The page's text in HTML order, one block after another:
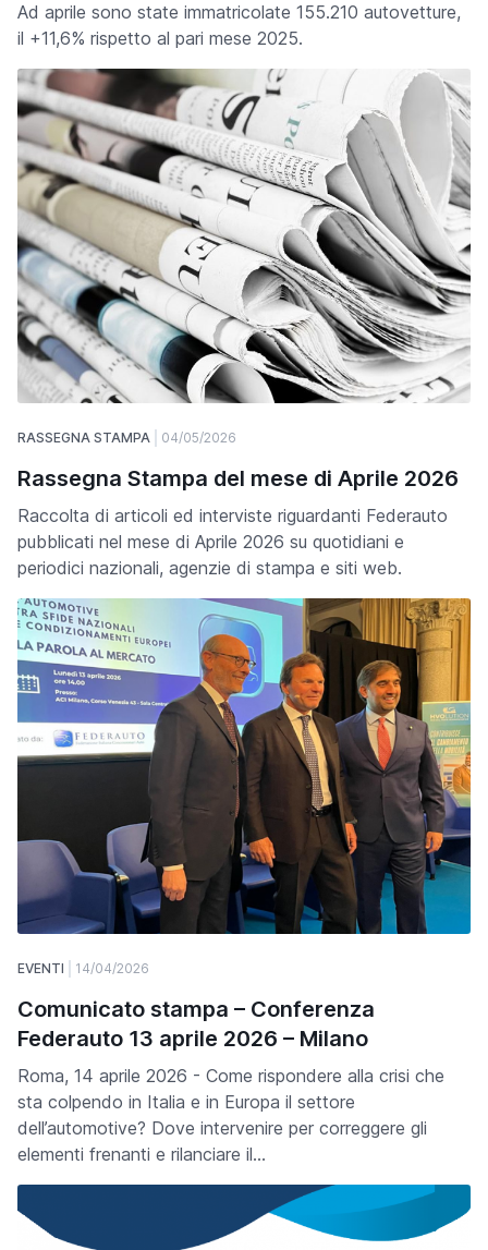
Ad aprile sono state immatricolate 155.210 autovetture,
il +11,6% rispetto al pari mese 2025.
RASSEGNA STAMPA 04/05/2026
Rassegna Stampa del mese di Aprile 2026
Raccolta di articoli ed interviste riguardanti Federauto
pubblicati nel mese di Aprile 2026 su quotidiani e
periodici nazionali, agenzie di stampa e siti web.
EVENTI 14/04/2026
Comunicato stampa – Conferenza
Federauto 13 aprile 2026 – Milano
Roma, 14 aprile 2026 - Come rispondere alla crisi che
sta colpendo in Italia e in Europa il settore
dell’automotive? Dove intervenire per correggere gli
elementi frenanti e rilanciare il…